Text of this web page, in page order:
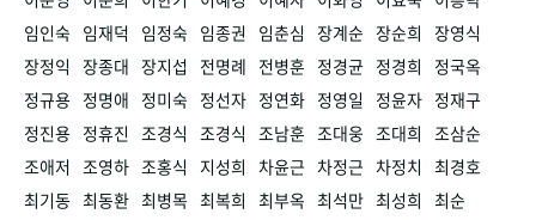
임인숙 임재덕 임정숙 임종권 임춘심 장계순 장순희 장영식
장정익 장종대 장지섭 전명례 전병훈 정경균 정경희
정국옥
정규용 정명애 정미숙 정선자 정연화 정영일 정윤자 정재구
정진용 정휴진 조경식 조경식 조남훈 조대웅 조대희 조삼순
조애저 조영하 조홍식 지성희 차윤근 차정근 차정치 최경호
최기동 최동환 최병목 최복희 최부옥 최석만 최성희 최순